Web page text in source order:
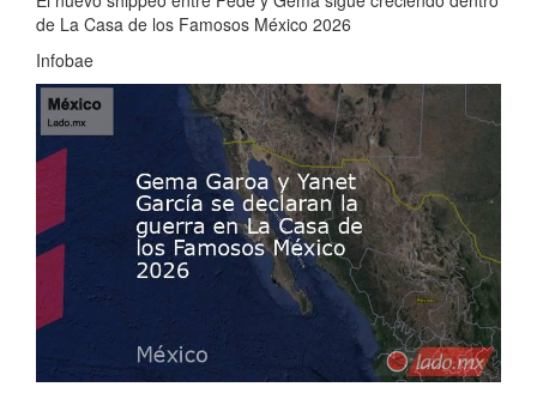
de La Casa de los Famosos México 2026
Infobae